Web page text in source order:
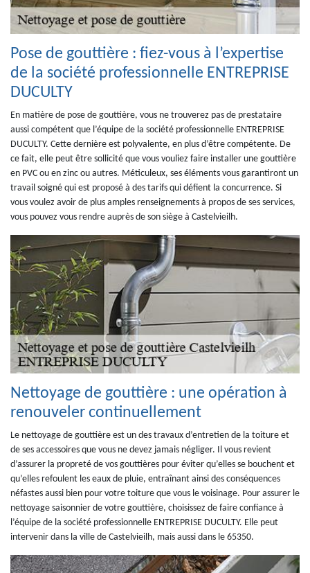
Pose de gouttière : fiez-vous à l’expertise
de la société professionnelle ENTREPRISE
DUCULTY
En matière de pose de gouttière, vous ne trouverez pas de prestataire
aussi compétent que l’équipe de la société professionnelle ENTREPRISE
DUCULTY. Cette dernière est polyvalente, en plus d’être compétente. De
ce fait, elle peut être sollicité que vous vouliez faire installer une gouttière
en PVC ou en zinc ou autres. Méticuleux, ses éléments vous garantiront un
travail soigné qui est proposé à des tarifs qui défient la concurrence. Si
vous voulez avoir de plus amples renseignements à propos de ses services,
vous pouvez vous rendre auprès de son siège à Castelvieilh.
Nettoyage de gouttière : une opération à
renouveler continuellement
Le nettoyage de gouttière est un des travaux d’entretien de la toiture et
de ses accessoires que vous ne devez jamais négliger. Il vous revient
d’assurer la propreté de vos gouttières pour éviter qu’elles se bouchent et
qu’elles refoulent les eaux de pluie, entraînant ainsi des conséquences
néfastes aussi bien pour votre toiture que vous le voisinage. Pour assurer le
nettoyage saisonnier de votre gouttière, choisissez de faire confiance à
l’équipe de la société professionnelle ENTREPRISE DUCULTY. Elle peut
intervenir dans la ville de Castelvieilh, mais aussi dans le 65350.